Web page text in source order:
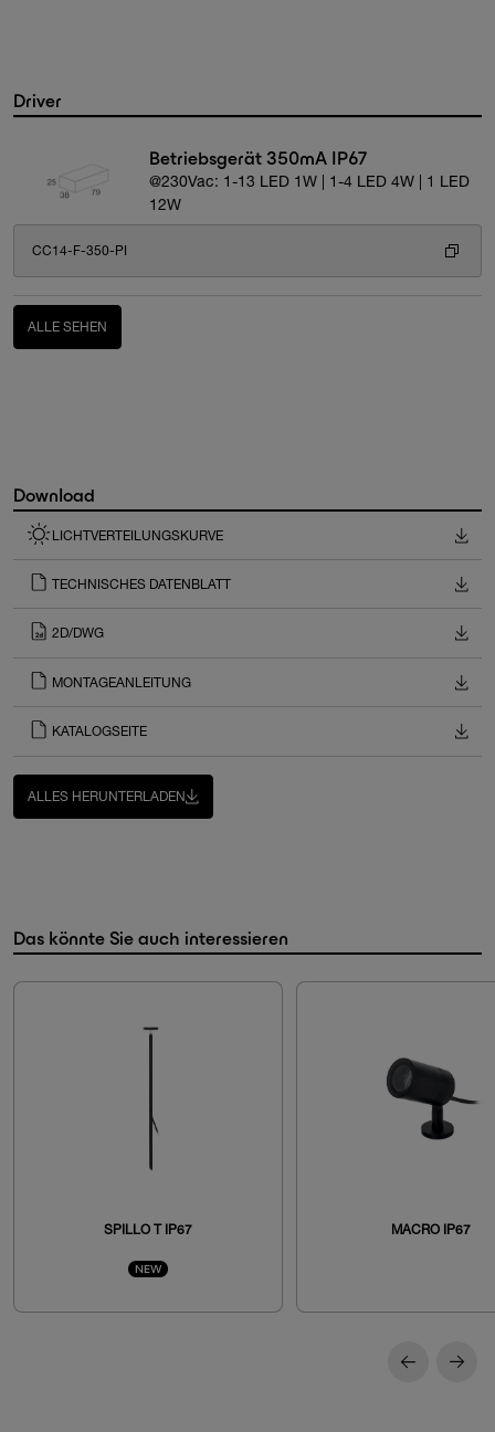
Driver
Betriebsgerät 350mA IP67
@230Vac: 1-13 LED 1W | 1-4 LED 4W | 1 LED
12W
CC14-F-350-PI
ALLE SEHEN
Download
LICHTVERTEILUNGSKURVE
TECHNISCHES DATENBLATT
2D/DWG
MONTAGEANLEITUNG
KATALOGSEITE
ALLES HERUNTERLADEN
Das könnte Sie auch interessieren
SPILLO T IP67
NEW
MACRO IP67